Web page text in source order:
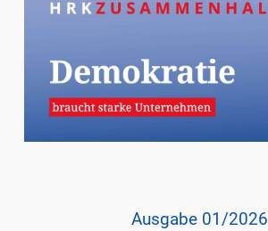
Ausgabe 01/2026